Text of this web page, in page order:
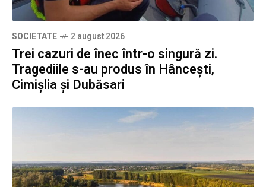
SOCIETATE 2 august 2026
Trei cazuri de înec într-o singură zi.
Tragediile s-au produs în Hâncești,
Cimișlia și Dubăsari